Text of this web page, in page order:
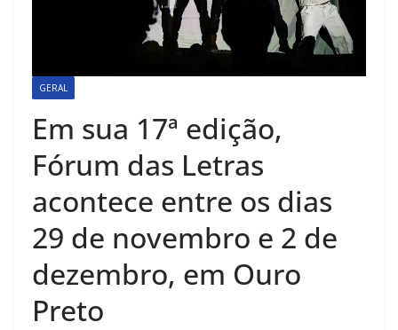
GERAL
Em sua 17ª edição,
Fórum das Letras
acontece entre os dias
29 de novembro e 2 de
dezembro, em Ouro
Preto